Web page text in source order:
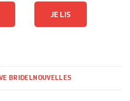
JE LIS
BRIDEL NOUVELLES